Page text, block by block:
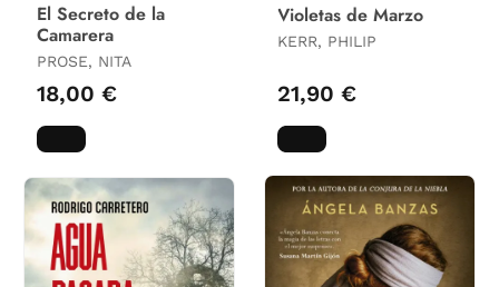
El Secreto de la
Camarera
PROSE, NITA
18,00 €
Violetas de Marzo
KERR, PHILIP
21,90 €